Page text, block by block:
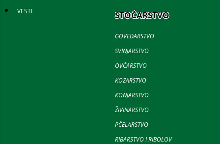
VESTI STOČARSTVO
GOVEDARSTVO
SVINJARSTVO
OVČARSTVO
KOZARSTVO
KONJARSTVO
ŽIVINARSTVO
PČELARSTVO
RIBARSTVO I RIBOLOV